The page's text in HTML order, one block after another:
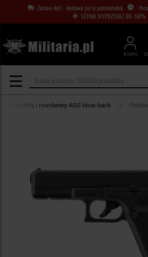
Zamów dziś - dostawa już w poniedziałek
LETNIA WYPRZEDAŻ DO -50%
KONTO
Pistolety i rewolwery ASG blow-back